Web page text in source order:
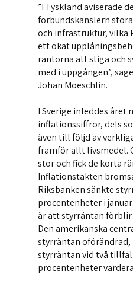
”I Tyskland aviserade
förbundskanslern
och infrastruktur, vilka
ett ökat
räntorna att stiga och
med i uppgången”,
Johan Moeschlin.
I Sverige inleddes året
inflationssiffror, dels
även till följd av
framför allt livsmedel.
stor och fick de korta
Inflationstakten
Riksbanken sänkte
procentenheter i
är att styrräntan
Den amerikanska
styrräntan oförändrad,
styrräntan vid två
procentenheter